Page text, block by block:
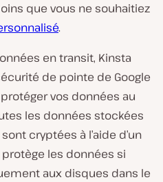
que vous ne souhaitiez
.
en transit, Kinsta
de pointe de Google
vos données au
les données stockées
cryptées à l’aide d’un
les données si
aux disques dans le